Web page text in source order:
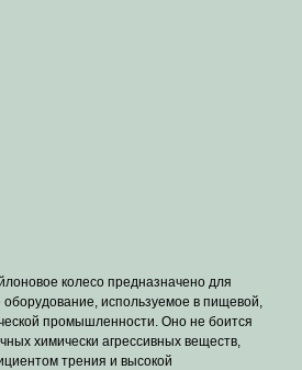
колесо предназначено для
оборудование, используемое в пищевой,
промышленности. Оно не боится
химически агрессивных веществ,
трения и высокой